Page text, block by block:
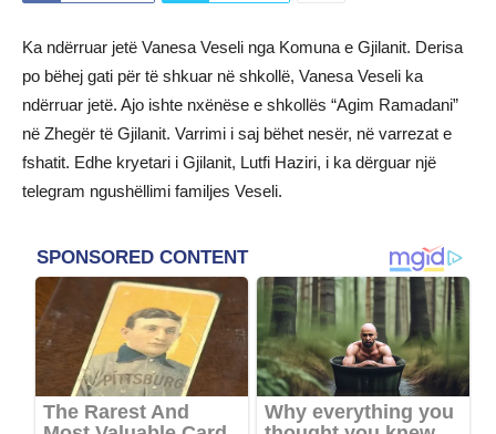
Ka ndërruar jetë Vanesa Veseli nga Komuna e Gjilanit. Derisa
po bëhej gati për të shkuar në shkollë, Vanesa Veseli ka
ndërruar jetë. Ajo ishte nxënëse e shkollës “Agim Ramadani”
në Zhegër të Gjilanit. Varrimi i saj bëhet nesër, në varrezat e
fshatit. Edhe kryetari i Gjilanit, Lutfi Haziri, i ka dërguar një
telegram ngushëllimi familjes Veseli.